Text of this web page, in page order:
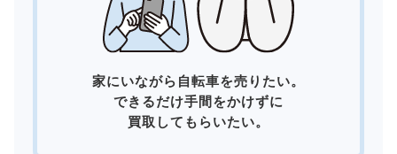
家にいながら自転車を売りたい。
できるだけ手間をかけずに
買取してもらいたい。